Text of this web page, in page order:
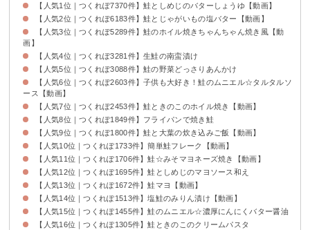
【人気1位｜つくれぽ7370件】鮭としめじのバターしょうゆ【動画】
【人気2位｜つくれぽ6183件】鮭とじゃがいもの塩バター【動画】
【人気3位｜つくれぽ5289件】鮭のホイル焼きちゃんちゃん焼き風【動
画】
【人気4位｜つくれぽ3281件】生鮭の南蛮漬け
【人気5位｜つくれぽ3088件】鮭の野菜どっさりあんかけ
【人気6位｜つくれぽ2603件】子供も大好き！鮭のムニエル☆タルタルソ
ース【動画】
【人気7位｜つくれぽ2453件】鮭ときのこのホイル焼き【動画】
【人気8位｜つくれぽ1849件】フライパンで焼き鮭
【人気9位｜つくれぽ1800件】鮭と大葉の炊き込みご飯【動画】
【人気10位｜つくれぽ1733件】簡単鮭フレーク【動画】
【人気11位｜つくれぽ1706件】鮭☆みそマヨネーズ焼き【動画】
【人気12位｜つくれぽ1695件】鮭としめじのマヨソース和え
【人気13位｜つくれぽ1672件】鮭マヨ【動画】
【人気14位｜つくれぽ1513件】塩鮭のみりん漬け【動画】
【人気15位｜つくれぽ1455件】鮭のムニエル☆濃厚にんにくバター醤油
【人気16位｜つくれぽ1305件】鮭ときのこのクリームパスタ